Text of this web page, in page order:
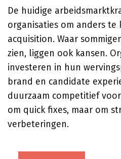
De huidige
organisaties om anders
acquisition. Waar
zien, liggen ook kansen.
investeren in hun
brand en candidate
duurzaam competitief
om quick fixes, maar om
verbeteringen.